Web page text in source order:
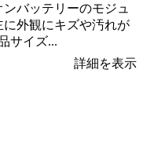
バッテリーのモジュ
外観にキズや汚れが
サイズ...
詳細を表示